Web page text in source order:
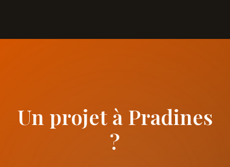
Un projet à Pradines
?